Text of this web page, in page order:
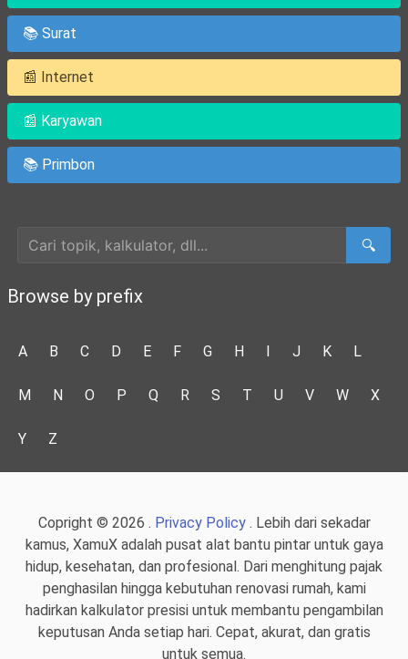
📚 Surat
📰 Internet
📰 Karyawan
📚 Primbon
🔍
Browse by prefix
A B C D E F G H I J K L
M N O P Q R S T U V W X
Y Z
Copright © 2026 . Privacy Policy. Lebih dari sekadar
kamus, XamuX adalah pusat alat bantu pintar untuk gaya
hidup, kesehatan, dan profesional. Dari menghitung pajak
penghasilan hingga kebutuhan renovasi rumah, kami
hadirkan kalkulator presisi untuk membantu pengambilan
keputusan Anda setiap hari. Cepat, akurat, dan gratis
untuk semua.